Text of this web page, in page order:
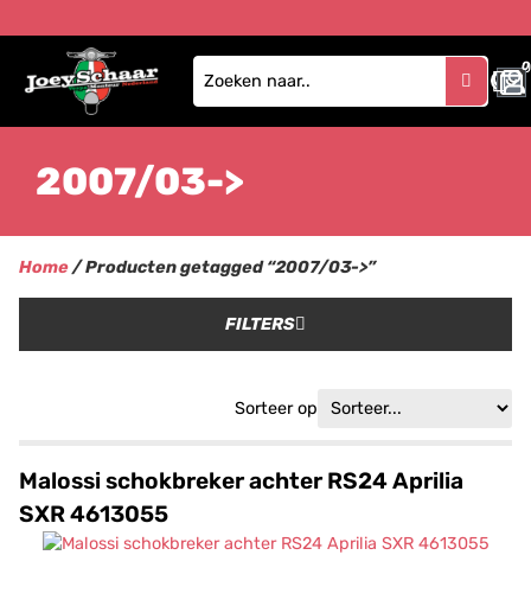
0
0
2007/03->
Home/ Producten getagged “2007/03->”
FILTERS
Sorteer op
Malossi schokbreker achter RS24 Aprilia
SXR 4613055